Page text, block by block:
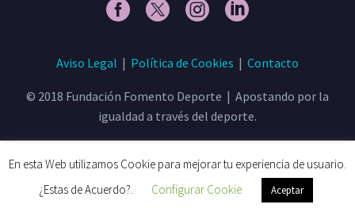
Aviso Legal | Política de Cookies | Contacto
© 2018 Fundación Fomento Deporte | Apostando por la
igualdad a través del deporte.
En esta Web utilizamos Cookie para mejorar tu experiencia de usuario.
¿Estas de Acuerdo?.
Configurar Cookie Aceptar